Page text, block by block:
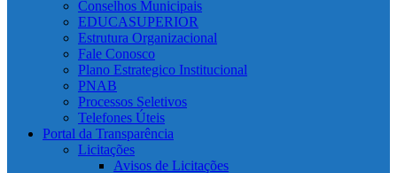
Conselhos Municipais
EDUCASUPERIOR
Estrutura Organizacional
Fale Conosco
Plano Estrategico Institucional
PNAB
Processos Seletivos
Telefones Úteis
Portal da Transparência
Licitações
Avisos de Licitações